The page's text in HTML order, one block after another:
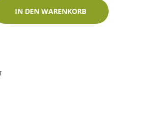
Rosso Dragon 400ml profiautolacke-
IN DEN WARENKORB